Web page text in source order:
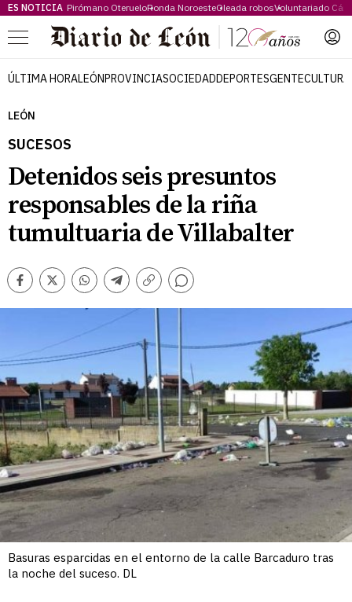
ES NOTICIA Pirómano OterueloRonda NoroesteOleada robosVoluntariado
Menú
ÚLTIMA HORALEÓNPROVINCIASOCIEDADDEPORTESGENTECULTURA
LEÓN
SUCESOS
Detenidos seis presuntos
responsables de la riña
tumultuaria de Villabalter
Facebook
TwitterWhatsappTelegram
Copiar
Comentarios
Basuras esparcidas en el entorno de la calle Barcaduro tras
la noche del suceso. DL